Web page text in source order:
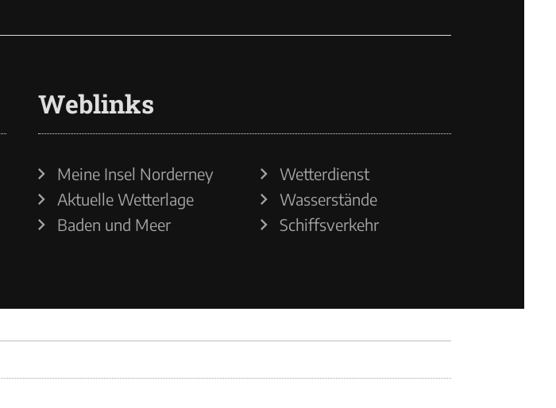
Weblinks
Meine Insel Norderney
Aktuelle Wetterlage
Baden und Meer
Wetterdienst
Wasserstände
Schiffsverkehr